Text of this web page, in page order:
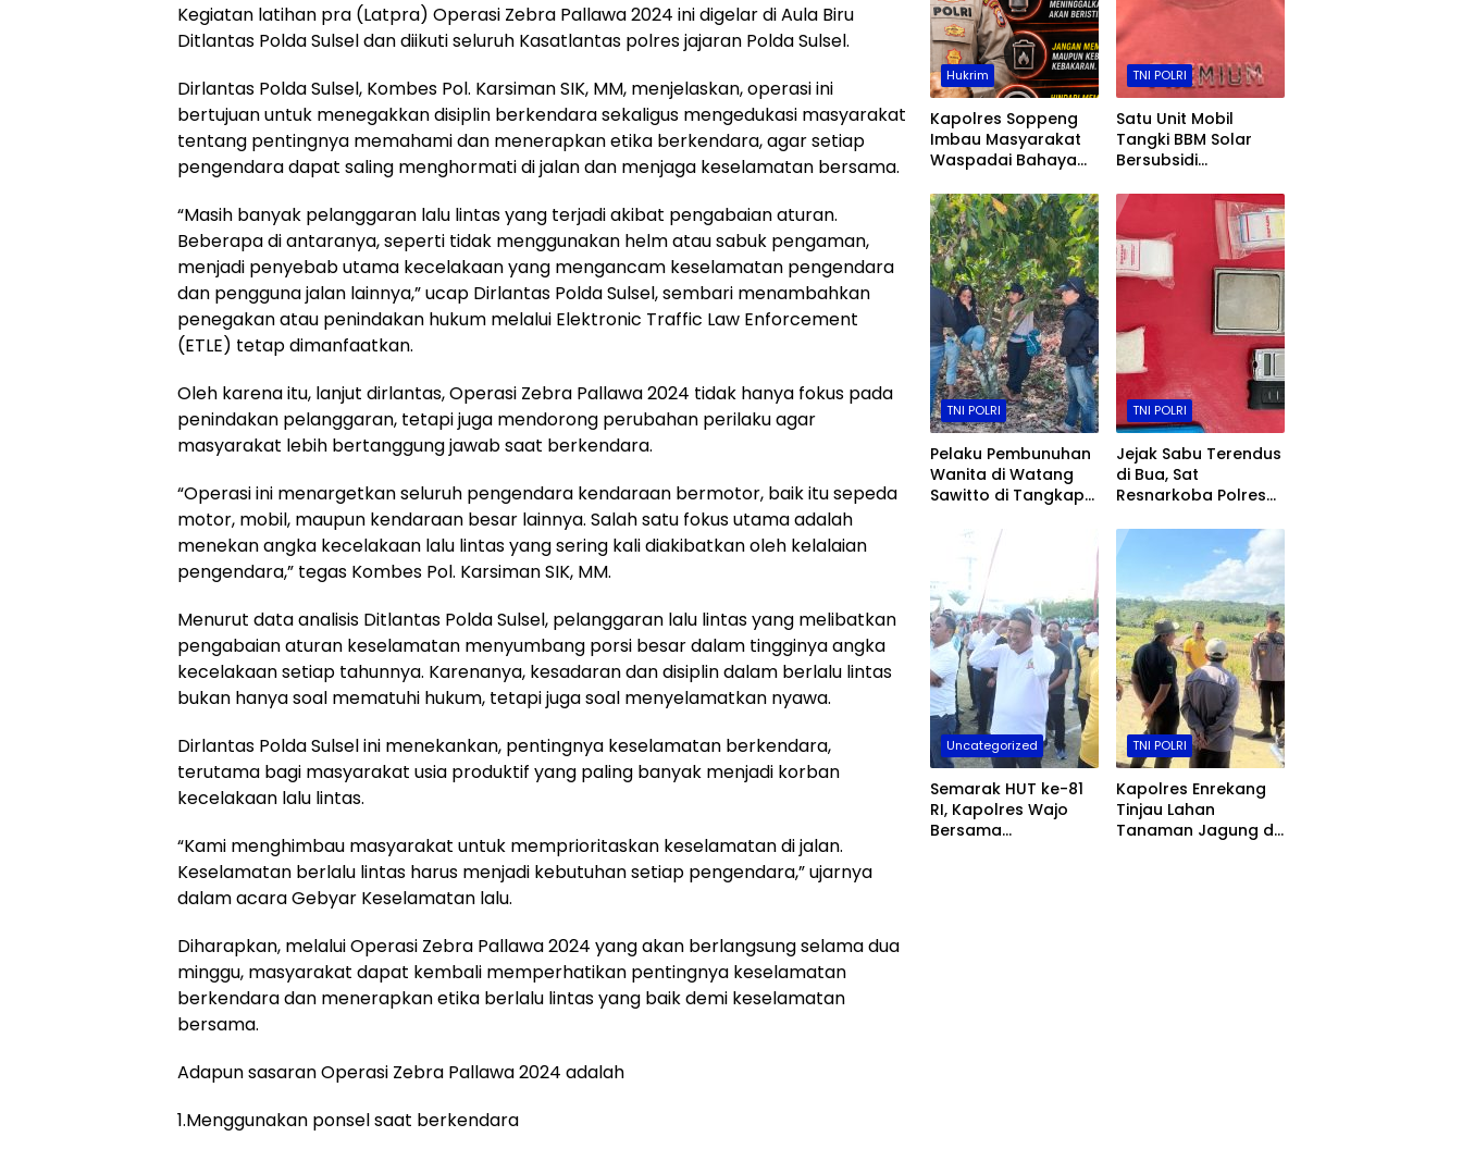
Kegiatan latihan pra (Latpra) Operasi Zebra Pallawa 2024 ini digelar di Aula Biru
Ditlantas Polda Sulsel dan diikuti seluruh Kasatlantas polres jajaran Polda Sulsel.
Dirlantas Polda Sulsel, Kombes Pol. Karsiman SIK, MM, menjelaskan, operasi ini
bertujuan untuk menegakkan disiplin berkendara sekaligus mengedukasi masyarakat
tentang pentingnya memahami dan menerapkan etika berkendara, agar setiap
pengendara dapat saling menghormati di jalan dan menjaga keselamatan bersama.
“Masih banyak pelanggaran lalu lintas yang terjadi akibat pengabaian aturan.
Beberapa di antaranya, seperti tidak menggunakan helm atau sabuk pengaman,
menjadi penyebab utama kecelakaan yang mengancam keselamatan pengendara
dan pengguna jalan lainnya,” ucap Dirlantas Polda Sulsel, sembari menambahkan
penegakan atau penindakan hukum melalui Elektronic Traffic Law Enforcement
(ETLE) tetap dimanfaatkan.
Oleh karena itu, lanjut dirlantas, Operasi Zebra Pallawa 2024 tidak hanya fokus pada
penindakan pelanggaran, tetapi juga mendorong perubahan perilaku agar
masyarakat lebih bertanggung jawab saat berkendara.
“Operasi ini menargetkan seluruh pengendara kendaraan bermotor, baik itu sepeda
motor, mobil, maupun kendaraan besar lainnya. Salah satu fokus utama adalah
menekan angka kecelakaan lalu lintas yang sering kali diakibatkan oleh kelalaian
pengendara,” tegas Kombes Pol. Karsiman SIK, MM.
Menurut data analisis Ditlantas Polda Sulsel, pelanggaran lalu lintas yang melibatkan
pengabaian aturan keselamatan menyumbang porsi besar dalam tingginya angka
kecelakaan setiap tahunnya. Karenanya, kesadaran dan disiplin dalam berlalu lintas
bukan hanya soal mematuhi hukum, tetapi juga soal menyelamatkan nyawa.
Dirlantas Polda Sulsel ini menekankan, pentingnya keselamatan berkendara,
terutama bagi masyarakat usia produktif yang paling banyak menjadi korban
kecelakaan lalu lintas.
“Kami menghimbau masyarakat untuk memprioritaskan keselamatan di jalan.
Keselamatan berlalu lintas harus menjadi kebutuhan setiap pengendara,” ujarnya
dalam acara Gebyar Keselamatan lalu.
Diharapkan, melalui Operasi Zebra Pallawa 2024 yang akan berlangsung selama dua
minggu, masyarakat dapat kembali memperhatikan pentingnya keselamatan
berkendara dan menerapkan etika berlalu lintas yang baik demi keselamatan
bersama.
Adapun sasaran Operasi Zebra Pallawa 2024 adalah
1.Menggunakan ponsel saat berkendara
Hukrim
Kapolres Soppeng
Imbau Masyarakat
Waspadai Bahaya
TNI POLRI
Satu Unit Mobil
Tangki BBM Solar
Bersubsidi
Reskrim Polres
Toraja Utara: Proses
Hukum Berjalan
Transparan​
TNI POLRI
Pelaku Pembunuhan
Wanita di Watang
Sawitto di Tangkap
Pinrang
TNI POLRI
Jejak Sabu Terendus
di Bua, Sat
Resnarkoba Polres
Bersaudara
Uncategorized
Semarak HUT ke-81
RI, Kapolres Wajo
Bersama
TNI POLRI
Kapolres Enrekang
Tinjau Lahan
Tanaman Jagung di